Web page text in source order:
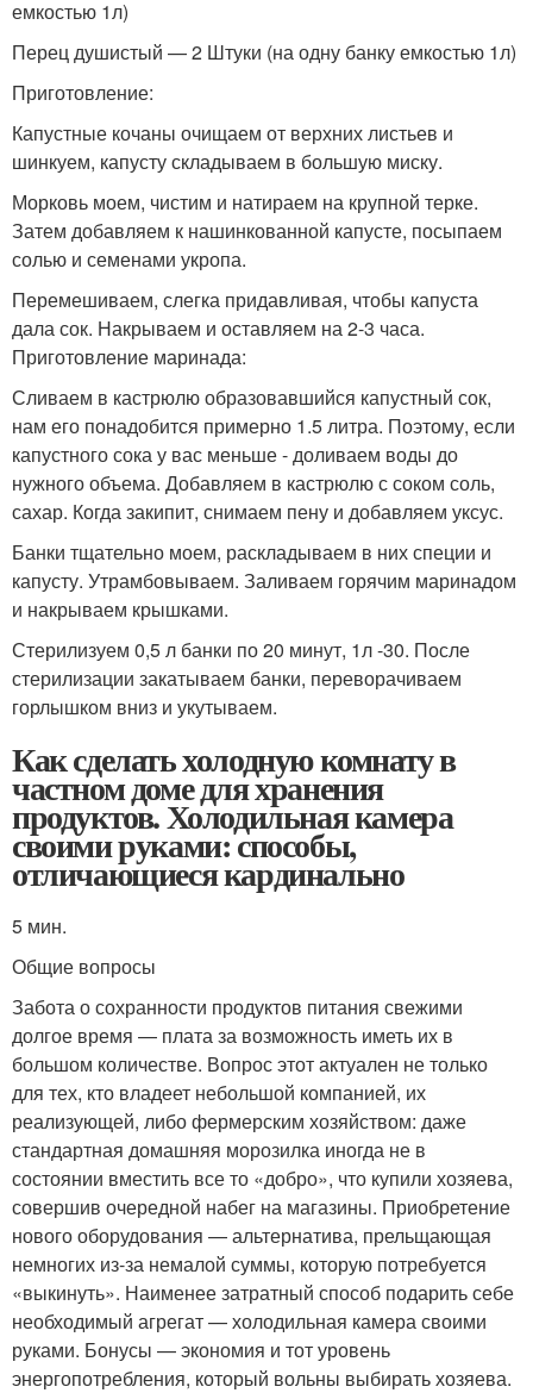
емкостью 1л)
Перец душистый — 2 Штуки (на одну банку емкостью 1л)
Приготовление:
Капустные кочаны очищаем от верхних листьев и
шинкуем, капусту складываем в большую миску.
Морковь моем, чистим и натираем на крупной терке.
Затем добавляем к нашинкованной капусте, посыпаем
солью и семенами укропа.
Перемешиваем, слегка придавливая, чтобы капуста
дала сок. Накрываем и оставляем на 2-3 часа.
Приготовление маринада:
Сливаем в кастрюлю образовавшийся капустный сок,
нам его понадобится примерно 1.5 литра. Поэтому, если
капустного сока у вас меньше - доливаем воды до
нужного объема. Добавляем в кастрюлю с соком соль,
сахар. Когда закипит, снимаем пену и добавляем уксус.
Банки тщательно моем, раскладываем в них специи и
капусту. Утрамбовываем. Заливаем горячим маринадом
и накрываем крышками.
Стерилизуем 0,5 л банки по 20 минут, 1л -30. После
стерилизации закатываем банки, переворачиваем
горлышком вниз и укутываем.
Как сделать холодную комнату в
частном доме для хранения
продуктов. Холодильная камера
своими руками: способы,
отличающиеся кардинально
5 мин.
Общие вопросы
Забота о сохранности продуктов питания свежими
долгое время — плата за возможность иметь их в
большом количестве. Вопрос этот актуален не только
для тех, кто владеет небольшой компанией, их
реализующей, либо фермерским хозяйством: даже
стандартная домашняя морозилка иногда не в
состоянии вместить все то «добро», что купили хозяева,
совершив очередной набег на магазины. Приобретение
нового оборудования — альтернатива, прельщающая
немногих из-за немалой суммы, которую потребуется
«выкинуть». Наименее затратный способ подарить себе
необходимый агрегат — холодильная камера своими
руками. Бонусы — экономия и тот уровень
энергопотребления, который вольны выбирать хозяева.